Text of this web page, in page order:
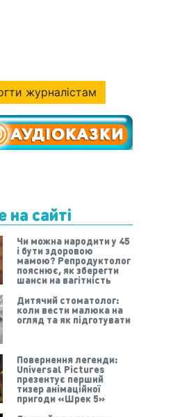
журналістам
на сайті
Чи можна народити у 45
і бути здоровою
мамою? Репродуктолог
пояснює, як зберегти
шанси на вагітність
Дитячий стоматолог:
коли вести малюка на
огляд та як підготувати
Повернення легенди:
Universal Pictures
презентує перший
тизер анімаційної
пригоди «Шрек 5»